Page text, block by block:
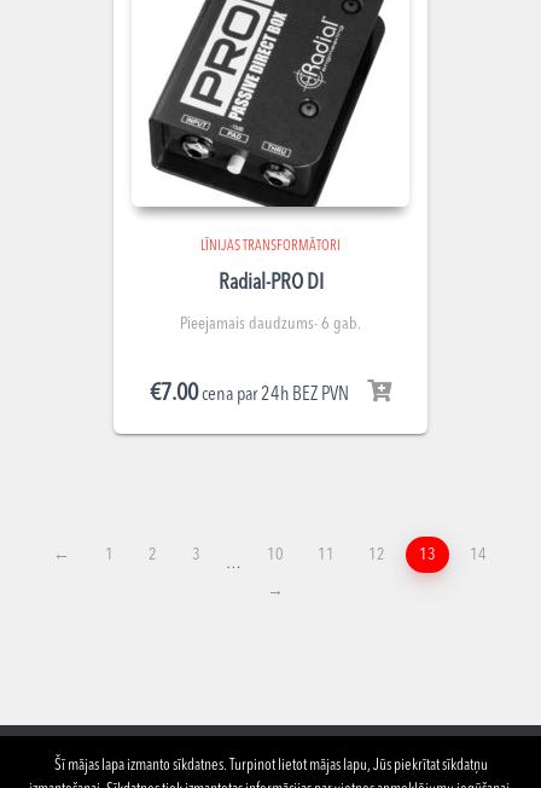
LĪNIJAS TRANSFORMĀTORI
Radial-PRO DI
Pieejamais daudzums- 6 gab.
€7.00cena par 24h BEZ PVN
← 1 2 3 … 10 11 12 13 14
→
Šī mājas lapa izmanto sīkdatnes. Turpinot lietot mājas lapu, Jūs piekrītat sīkdatņu